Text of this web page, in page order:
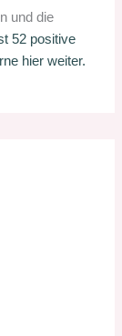
und die
52 positive
hier weiter.